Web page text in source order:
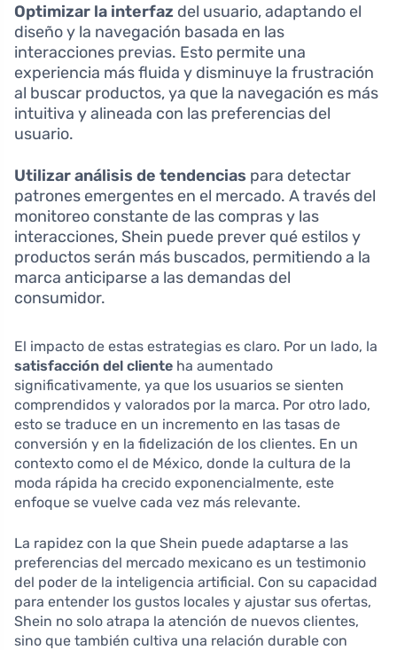
Optimizar la interfaz del usuario, adaptando el
diseño y la navegación basada en las
interacciones previas. Esto permite una
experiencia más fluida y disminuye la frustración
al buscar productos, ya que la navegación es más
intuitiva y alineada con las preferencias del
usuario.
Utilizar análisis de tendencias para detectar
patrones emergentes en el mercado. A través del
monitoreo constante de las compras y las
interacciones, Shein puede prever qué estilos y
productos serán más buscados, permitiendo a la
marca anticiparse a las demandas del
consumidor.
El impacto de estas estrategias es claro. Por un lado, la
satisfacción del cliente ha aumentado
significativamente, ya que los usuarios se sienten
comprendidos y valorados por la marca. Por otro lado,
esto se traduce en un incremento en las tasas de
conversión y en la fidelización de los clientes. En un
contexto como el de México, donde la cultura de la
moda rápida ha crecido exponencialmente, este
enfoque se vuelve cada vez más relevante.
La rapidez con la que Shein puede adaptarse a las
preferencias del mercado mexicano es un testimonio
del poder de la inteligencia artificial. Con su capacidad
para entender los gustos locales y ajustar sus ofertas,
Shein no solo atrapa la atención de nuevos clientes,
sino que también cultiva una relación durable con